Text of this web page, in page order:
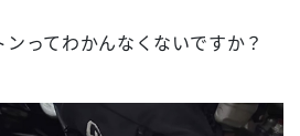
ってわかんなくないですか？